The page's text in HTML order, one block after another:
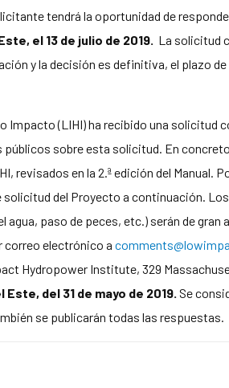
tendrá la oportunidad de
el 13 de julio de 2019. La solicitud
y la decisión es definitiva, el plazo
Impacto (LIHI) ha recibido una solicitud
sobre esta solicitud. En
en la 2.ª edición del Manual.
solicitud del Proyecto a continuación.
paso de peces, etc.) serán de gran
electrónico a
Hydropower Institute, 329
del 31 de mayo de 2019. Se
se publicarán todas las respuestas.